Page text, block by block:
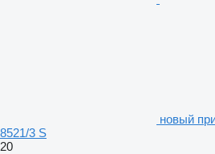
новый
8521/3 S
20